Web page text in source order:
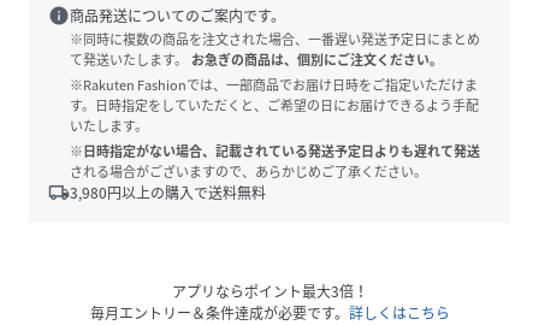
info商品発送についてのご案内です。
※同時に複数の商品を注文された場合、一番遅い発送予定日にまとめ
て発送いたします。
お急ぎの商品は、個別にご注文ください。
※Rakuten Fashionでは、一部商品でお届け日時をご指定いただけま
す。日時指定をしていただくと、ご希望の日にお届けできるよう手配
いたします。
※日時指定がない場合、記載されている発送予定日よりも遅れて発送
される場合がございますので、あらかじめご了承ください。
local_shipping3,980円以上の購入で送料無料
アプリならポイント最大3倍！
毎月エントリー＆条件達成が必要です。 詳しくはこちら